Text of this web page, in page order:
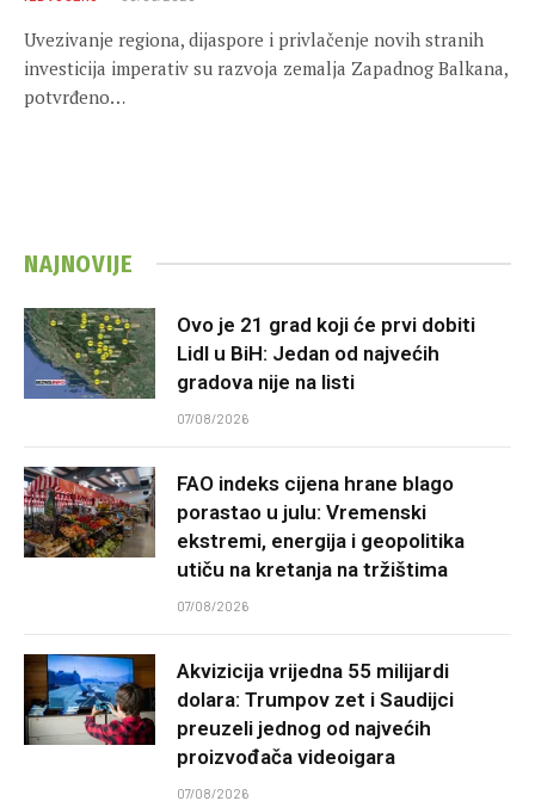
Uvezivanje regiona, dijaspore i privlačenje novih stranih
investicija imperativ su razvoja zemalja Zapadnog Balkana,
potvrđeno…
NAJNOVIJE
Ovo je 21 grad koji će prvi dobiti
Lidl u BiH: Jedan od najvećih
gradova nije na listi
07/08/2026
FAO indeks cijena hrane blago
porastao u julu: Vremenski
ekstremi, energija i geopolitika
utiču na kretanja na tržištima
07/08/2026
Akvizicija vrijedna 55 milijardi
dolara: Trumpov zet i Saudijci
preuzeli jednog od najvećih
proizvođača videoigara
07/08/2026